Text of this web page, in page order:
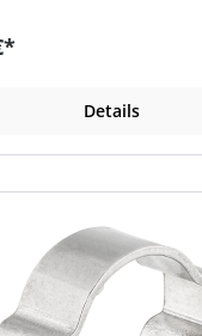
Details